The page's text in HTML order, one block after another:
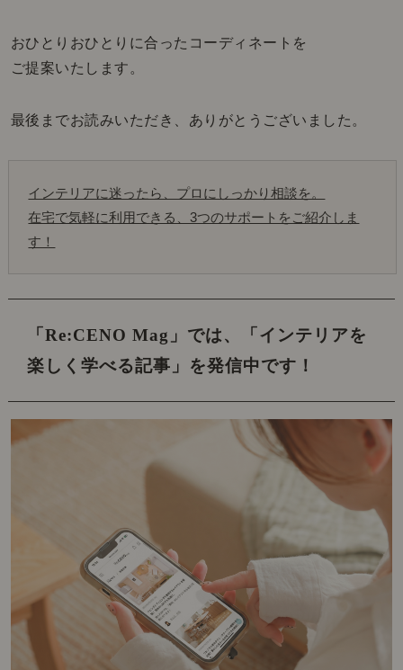
おひとりおひとりに合ったコーディネートを
ご提案いたします。
最後までお読みいただき、ありがとうございました。
インテリアに迷ったら、プロにしっかり相談を。
在宅で気軽に利用できる、3つのサポートをご紹介しま
す！
「Re:CENO Mag」では、
「インテリアを
楽しく学べる記事」を発信中です！